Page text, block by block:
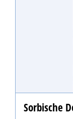
Sorbische